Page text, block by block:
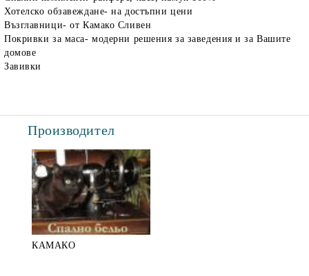
Хотелско обзавеждане- на достъпни цени
Възглавници- от Камако Сливен
Покривки за маса- модерни решения за заведения и за Вашите
домове
Завивки
Производител
КАМАКО